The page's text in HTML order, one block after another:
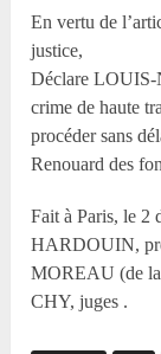
En vertu de
justice,
Déclare
crime de haute
procéder sans
Renouard des
Fait à Paris, le 2
HARDOUIN,
MOREAU (de
CHY, juges .